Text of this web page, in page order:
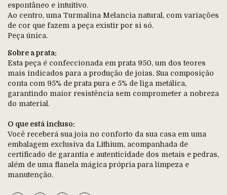
espontâneo e intuitivo.
Ao centro, uma Turmalina Melancia natural, com variações
de cor que fazem a peça existir por si só.
Peça única.
Sobre a prata:
Esta peça é confeccionada em prata 950, um dos teores
mais indicados para a produção de joias. Sua composição
conta com 95% de prata pura e 5% de liga metálica,
garantindo maior resistência sem comprometer a nobreza
do material.
O que está incluso:
Você receberá sua joia no conforto da sua casa em uma
embalagem exclusiva da Lithium, acompanhada de
certificado de garantia e autenticidade dos metais e pedras,
além de uma flanela mágica própria para limpeza e
manutenção.